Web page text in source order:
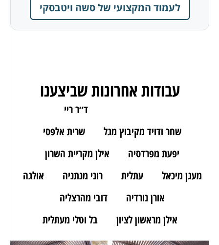
לעמוד המקצועי של סשה ויטבסקי
עבודות אחרונות שביצענו
ד״ר ריי
שחר ודויד מקיבוץ מגל
שרית אלפסי
יפעת מפרדסיה
אילן מקריית השרון
מעגן מיכאל
עתלית רוני מנתניה
אולגה
אורן נורדיה
דובי מהרצליה
אילן מראשון לציון
בל וטלי מעתלית